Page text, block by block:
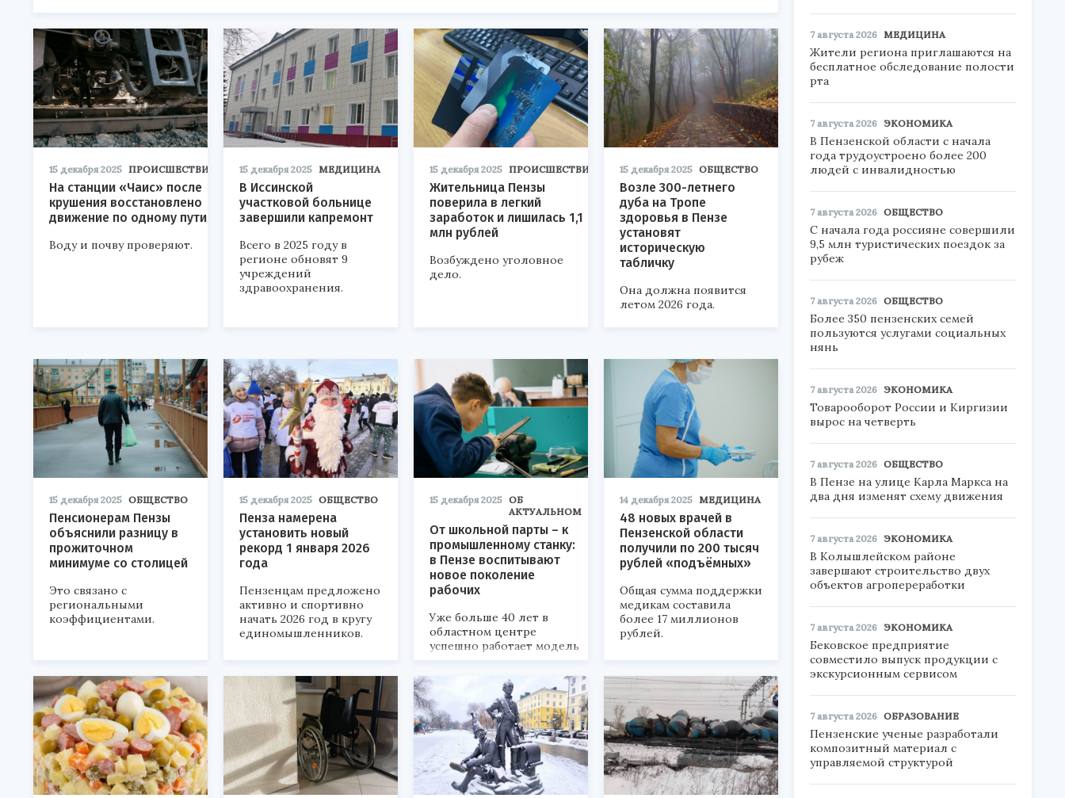
15 декабря 2025 ПРОИСШЕСТВИЯ
На станции «Чаис» после
крушения восстановлено
движение по одному пути
Воду и почву проверяют.
15 декабря 2025 МЕДИЦИНА
В Иссинской
участковой больнице
завершили капремонт
Всего в 2025 году в
регионе обновят 9
учреждений
здравоохранения.
15 декабря 2025 ПРОИСШЕСТВИЯ
Жительница Пензы
поверила в легкий
заработок и лишилась 1,1
млн рублей
Возбуждено уголовное
дело.
15 декабря 2025 ОБЩЕСТВО
Возле 300-летнего
дуба на Тропе
здоровья в Пензе
установят
историческую
табличку
Она должна появится
летом 2026 года.
15 декабря 2025 ОБЩЕСТВО
Пенсионерам Пензы
объяснили разницу в
прожиточном
минимуме со столицей
Это связано с
региональными
коэффициентами.
15 декабря 2025 ОБЩЕСТВО
Пенза намерена
установить новый
рекорд 1 января 2026
года
Пензенцам предложено
активно и спортивно
начать 2026 год в кругу
единомышленников.
15 декабря 2025 ОБ
АКТУАЛЬНОМ
От школьной парты – к
промышленному станку:
в Пензе воспитывают
новое поколение
рабочих
Уже больше 40 лет в
областном центре
успешно работает модель
ранней профориентации.
14 декабря 2025 МЕДИЦИНА
48 новых врачей в
Пензенской области
получили по 200 тысяч
рублей «подъёмных»
Общая сумма поддержки
медикам составила
более 17 миллионов
рублей.
7 августа 2026 МЕДИЦИНА
Жители региона приглашаются на
бесплатное обследование полости
рта
7 августа 2026 ЭКОНОМИКА
В Пензенской области с начала
года трудоустроено более 200
людей с инвалидностью
7 августа 2026 ОБЩЕСТВО
С начала года россияне совершили
9,5 млн туристических поездок за
рубеж
7 августа 2026 ОБЩЕСТВО
Более 350 пензенских семей
пользуются услугами социальных
нянь
7 августа 2026 ЭКОНОМИКА
Товарооборот России и Киргизии
вырос на четверть
7 августа 2026 ОБЩЕСТВО
В Пензе на улице Карла Маркса на
два дня изменят схему движения
7 августа 2026 ЭКОНОМИКА
В Колышлейском районе
завершают строительство двух
объектов агропереработки
7 августа 2026 ЭКОНОМИКА
Бековское предприятие
совместило выпуск продукции с
экскурсионным сервисом
7 августа 2026 ОБРАЗОВАНИЕ
Пензенские ученые разработали
композитный материал с
управляемой структурой